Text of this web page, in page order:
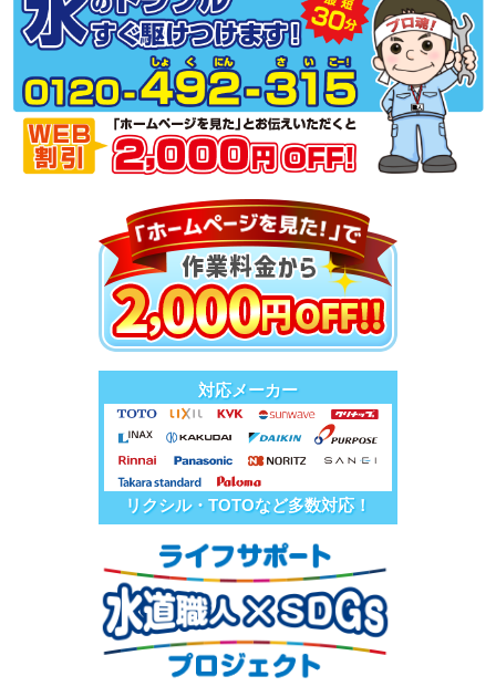
対応メーカー
リクシル・TOTOなど多数対応！